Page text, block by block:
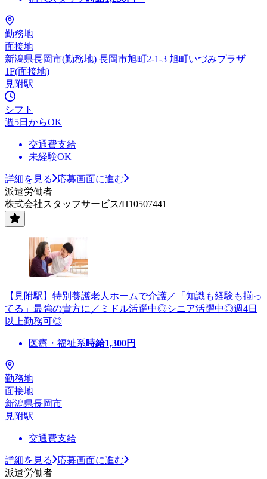
勤務地
面接地
新潟県長岡市(勤務地) 長岡市旭町2-1-3 旭町いづみプラザ
1F(面接地)
見附駅
シフト
週5日からOK
交通費支給
未経験OK
詳細を見る
応募画面に進む
派遣労働者
株式会社スタッフサービス/H10507441
【見附駅】特別養護老人ホームで介護／「知識も経験も揃っ
てる」最強の貴方に／ミドル活躍中◎シニア活躍中◎週4日
以上勤務可◎
医療・福祉系時給1,300円
勤務地
面接地
新潟県長岡市
見附駅
交通費支給
詳細を見る
応募画面に進む
派遣労働者